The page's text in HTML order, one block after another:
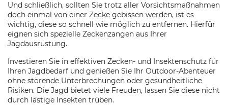
Und schließlich, sollten Sie trotz aller Vorsichtsmaßnahmen
doch einmal von einer Zecke gebissen werden, ist es
wichtig, diese so schnell wie möglich zu entfernen. Hierfür
eignen sich spezielle Zeckenzangen aus Ihrer
Jagdausrüstung.
Investieren Sie in effektiven Zecken- und Insektenschutz für
Ihren Jagdbedarf und genießen Sie Ihr Outdoor-Abenteuer
ohne störende Unterbrechungen oder gesundheitliche
Risiken. Die Jagd bietet viele Freuden, lassen Sie diese nicht
durch lästige Insekten trüben.